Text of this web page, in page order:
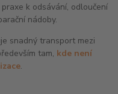
k odsávání, odloučení
nádoby.
snadný transport mezi
tam, kde není
.